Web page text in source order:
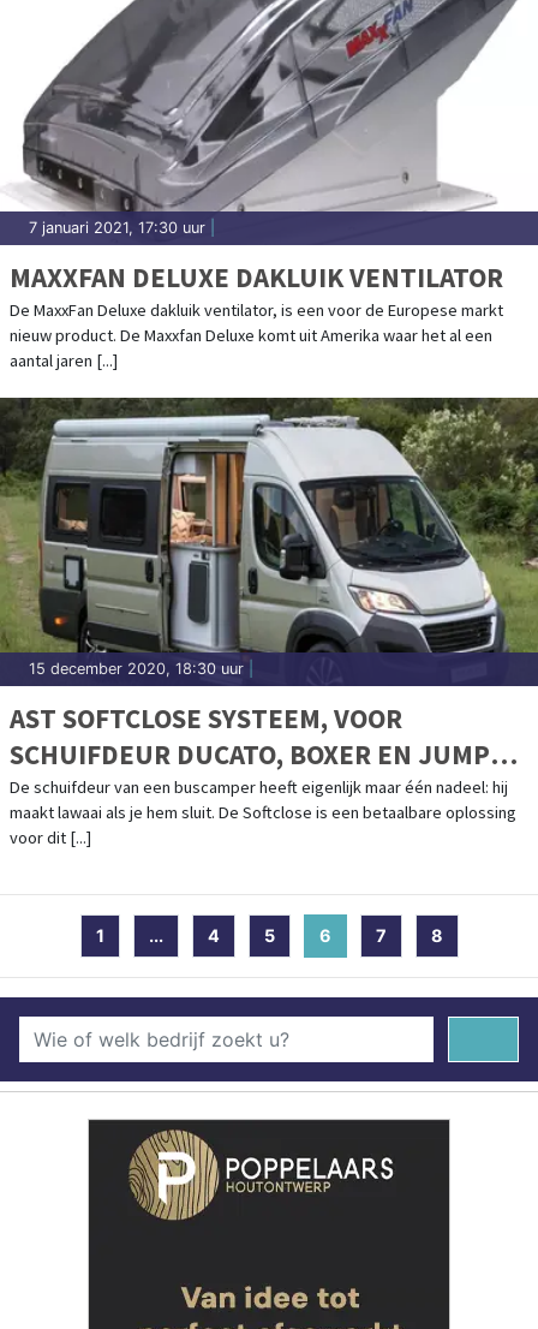
7 januari 2021, 17:30 uur
MAXXFAN DELUXE DAKLUIK VENTILATOR
De MaxxFan Deluxe dakluik ventilator, is een voor de Europese markt
nieuw product. De Maxxfan Deluxe komt uit Amerika waar het al een
aantal jaren [...]
15 december 2020, 18:30 uur
AST SOFTCLOSE SYSTEEM, VOOR
SCHUIFDEUR DUCATO, BOXER EN JUMPER
>2006
De schuifdeur van een buscamper heeft eigenlijk maar één nadeel: hij
maakt lawaai als je hem sluit. De Softclose is een betaalbare oplossing
voor dit [...]
1 ... 4 5 6 (current)
7 8